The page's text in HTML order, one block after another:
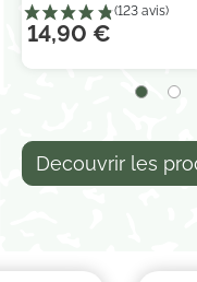
14,90 €
Decouvrir les